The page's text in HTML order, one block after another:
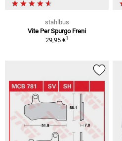
stahlbus
Vite Per Spurgo Freni
29,95 €1